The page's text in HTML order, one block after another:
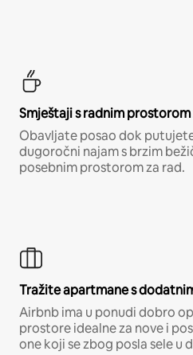
Smještaji s radnim
Obavljate posao dok
dugoročni najam s brzim
posebnim prostorom za rad.
Tražite apartmane s
Airbnb ima u ponudi dobro
prostore idealne za nove i
one koji se zbog posla sele u